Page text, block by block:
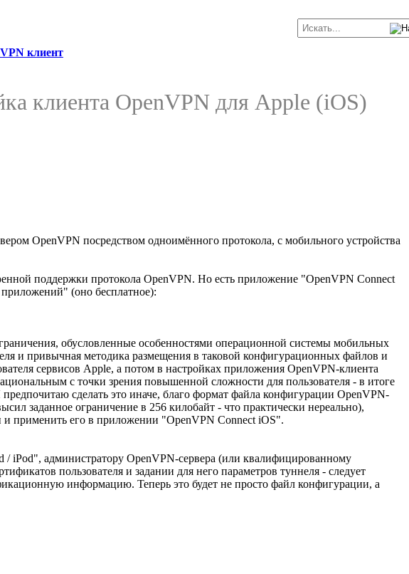
клиент
клиента OpenVPN для Apple (iOS)
OpenVPN посредством одноимённого протокола, с мобильного устройства
поддержки протокола OpenVPN. Но есть приложение "OpenVPN Connect
(оно бесплатное):
обусловленные особенностями операционной системы мобильных
и привычная методика размещения в таковой конфигурационных файлов и
сервисов Apple, а потом в настройках приложения OpenVPN-клиента
с точки зрения повышенной сложности для пользователя - в итоге
сделать это иначе, благо формат файла конфигурации OpenVPN-
заданное ограничение в 256 килобайт - что практически нереально),
и применить его в приложении "OpenVPN Connect iOS".
/ iPod", администратору OpenVPN-сервера (или квалифицированному
пользователя и задании для него параметров туннеля - следует
информацию. Теперь это будет не просто файл конфигурации, а